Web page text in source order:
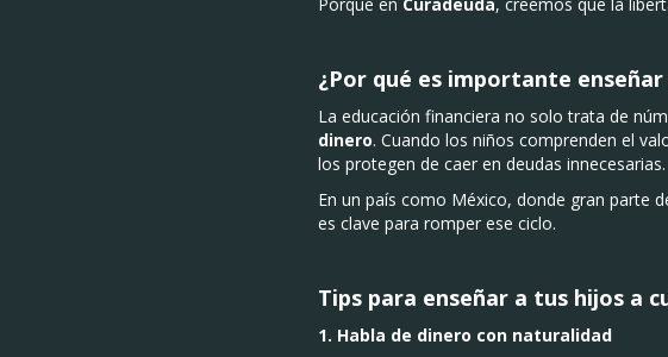
¿Por qué es importante
La educación financiera no solo trata de
dinero. Cuando los niños comprenden el
los protegen de caer en deudas innecesarias.
En un país como México, donde gran parte
es clave para romper ese ciclo.
Tips para enseñar a tus hijos a
1. Habla de dinero con naturalidad